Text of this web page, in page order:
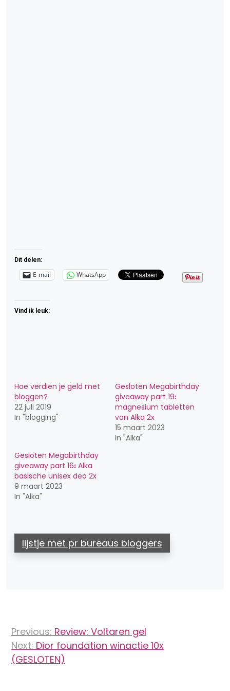
Dit delen:
E-mail WhatsApp
Vind ik leuk:
Hoe verdien je geld met
bloggen?
22 juli 2019
In "blogging"
Gesloten Megabirthday
giveaway part 19ꓽ
magnesium tabletten
van Alka 2x
15 maart 2023
In "Alka"
Gesloten Megabirthday
giveaway part 16ꓽ Alka
basische unisex deo 2x
9 maart 2023
In "Alka"
lijstje met pr bureaus bloggers
navigatie
Previous: Review: Voltaren gel
Next: Dior foundation winactie 10x
(GESLOTEN)